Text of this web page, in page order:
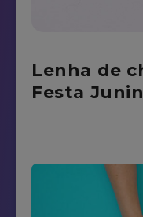
Lenha de
Festa